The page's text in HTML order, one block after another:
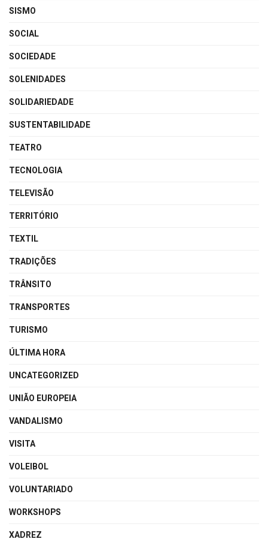
SISMO
SOCIAL
SOCIEDADE
SOLENIDADES
SOLIDARIEDADE
SUSTENTABILIDADE
TEATRO
TECNOLOGIA
TELEVISÃO
TERRITÓRIO
TEXTIL
TRADIÇÕES
TRÂNSITO
TRANSPORTES
TURISMO
ÚLTIMA HORA
UNCATEGORIZED
UNIÃO EUROPEIA
VANDALISMO
VISITA
VOLEIBOL
VOLUNTARIADO
WORKSHOPS
XADREZ